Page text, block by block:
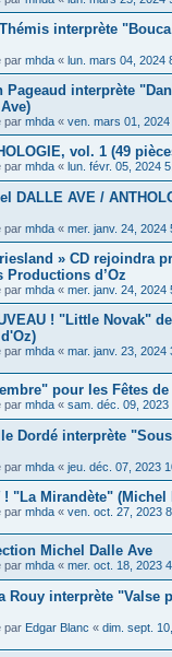
interprète
par mhda « lun. mars 04, 2024
Pageaud interprète
par mhda « ven. mars 01,
vol. 1 (49
par mhda « lun. févr. 05, 2024
DALLE AVE /
par mhda « mer. janv. 24, 2024
» CD rejoindra
Productions d’Oz
par mhda « mer. janv. 24, 2024
! "Little Novak"
par mhda « mar. janv. 23, 2024
pour les Fêtes
par mhda « sam. déc. 09, 2023
Dordé interprète
par mhda « jeu. déc. 07, 2023
! "La Mirandète" (Michel
par mhda « ven. oct. 27, 2023
Michel Dalle Ave
par mhda « mer. oct. 18, 2023
Rouy interprète "Valse
par Edgar Blanc « dim. sept.